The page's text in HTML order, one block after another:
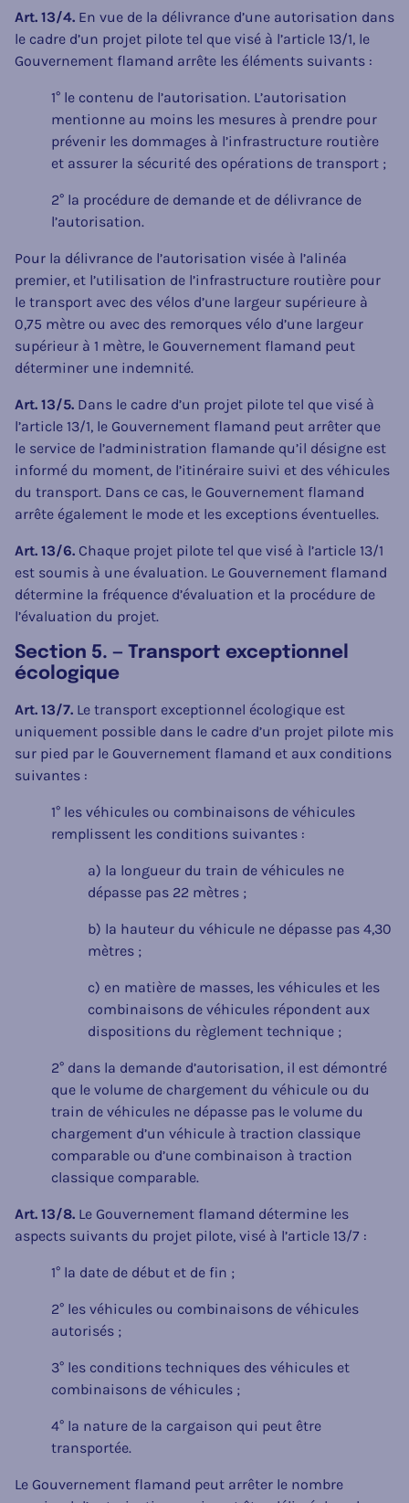
Art. 13/4. En vue de la délivrance d’une autorisation dans
le cadre d’un projet pilote tel que visé à l’article 13/1, le
Gouvernement flamand arrête les éléments suivants :
1° le contenu de l’autorisation. L’autorisation
mentionne au moins les mesures à prendre pour
prévenir les dommages à l’infrastructure routière
et assurer la sécurité des opérations de transport ;
2° la procédure de demande et de délivrance de
l’autorisation.
Pour la délivrance de l’autorisation visée à l’alinéa
premier, et l’utilisation de l’infrastructure routière pour
le transport avec des vélos d’une largeur supérieure à
0,75 mètre ou avec des remorques vélo d’une largeur
supérieur à 1 mètre, le Gouvernement flamand peut
déterminer une indemnité.
Art. 13/5. Dans le cadre d’un projet pilote tel que visé à
l’article 13/1, le Gouvernement flamand peut arrêter que
le service de l’administration flamande qu’il désigne est
informé du moment, de l’itinéraire suivi et des véhicules
du transport. Dans ce cas, le Gouvernement flamand
arrête également le mode et les exceptions éventuelles.
Art. 13/6. Chaque projet pilote tel que visé à l’article 13/1
est soumis à une évaluation. Le Gouvernement flamand
détermine la fréquence d’évaluation et la procédure de
l’évaluation du projet.
Section 5. — Transport exceptionnel
écologique
Art. 13/7. Le transport exceptionnel écologique est
uniquement possible dans le cadre d’un projet pilote mis
sur pied par le Gouvernement flamand et aux conditions
suivantes :
1° les véhicules ou combinaisons de véhicules
remplissent les conditions suivantes :
a) la longueur du train de véhicules ne
dépasse pas 22 mètres ;
b) la hauteur du véhicule ne dépasse pas 4,30
mètres ;
c) en matière de masses, les véhicules et les
combinaisons de véhicules répondent aux
dispositions du règlement technique ;
2° dans la demande d’autorisation, il est démontré
que le volume de chargement du véhicule ou du
train de véhicules ne dépasse pas le volume du
chargement d’un véhicule à traction classique
comparable ou d’une combinaison à traction
classique comparable.
Art. 13/8. Le Gouvernement flamand détermine les
aspects suivants du projet pilote, visé à l’article 13/7 :
1° la date de début et de fin ;
2° les véhicules ou combinaisons de véhicules
autorisés ;
3° les conditions techniques des véhicules et
combinaisons de véhicules ;
4° la nature de la cargaison qui peut être
transportée.
Le Gouvernement flamand peut arrêter le nombre